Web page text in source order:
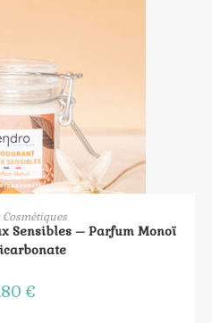
AU PANIER
Sensibles – Parfum Monoï
€